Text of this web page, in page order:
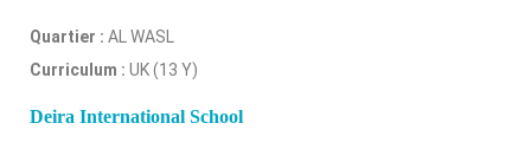
Quartier : AL WASL
Curriculum : UK (13 Y)
Deira International School